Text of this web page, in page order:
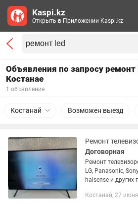
Объявления по запросу ремонт
Костанае
1 объявление
Костанай Возможен выезд
Ремонт
Договорная
Ремонт
LG, Panasonic,
haisense и других
выходных.
Костанай, 27 июня
Kaspi.kz
Открыть в Приложении Kaspi.kz